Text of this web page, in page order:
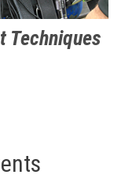
Techniques